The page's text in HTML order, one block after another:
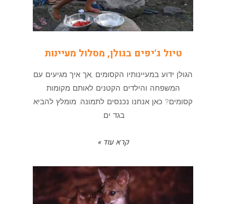
טיול ג'יפים בגולן, מסלול מעיינות
הגולן ידוע במעיינותיו הקסומים ,אך איך מגיעים עם
המשפחה והילדים הקטנים לאותם מקומות
קסומים? כאן אנחנו נכנסים לתמונה. מומלץ להביא
בגד ים.
קרא עוד »